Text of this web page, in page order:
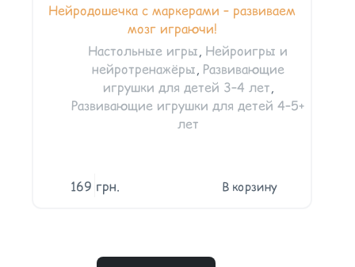
Нейродошечка с маркерами – развиваем
мозг играючи!
Настольные игры, Нейроигры и
нейротренажёры, Развивающие
игрушки для детей 3–4 лет,
Развивающие игрушки для детей 4–5+
лет
169 грн. В корзину